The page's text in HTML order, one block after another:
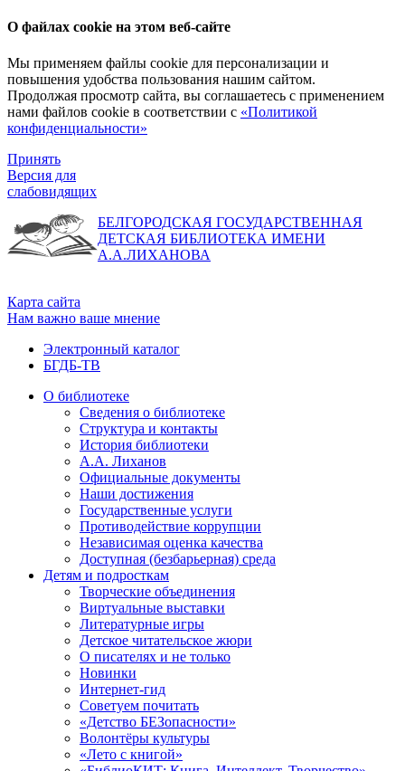
О файлах cookie на этом веб-сайте
Мы применяем файлы cookie для персонализации и
повышения удобства пользования нашим сайтом.
Продолжая просмотр сайта, вы соглашаетесь с применением
нами файлов cookie в соответствии с «Политикой
конфиденциальности»
Принять
Версия для
слабовидящих
БЕЛГОРОДСКАЯ ГОСУДАРСТВЕННАЯ
ДЕТСКАЯ БИБЛИОТЕКА ИМЕНИ
А.А.ЛИХАНОВА
Карта сайта
Нам важно ваше мнение
Электронный каталог
БГДБ-ТВ
О библиотеке
Сведения о библиотеке
Структура и контакты
История библиотеки
А.А. Лиханов
Официальные документы
Наши достижения
Государственные услуги
Противодействие коррупции
Независимая оценка качества
Доступная (безбарьерная) среда
Детям и подросткам
Творческие объединения
Виртуальные выставки
Литературные игры
Детское читательское жюри
О писателях и не только
Новинки
Интернет-гид
Советуем почитать
«Детство БЕЗопасности»
Волонтёры культуры
«Лето с книгой»